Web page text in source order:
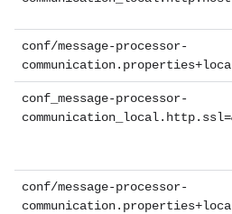
conf/message-processor-
conf_message-processor-
conf/message-processor-